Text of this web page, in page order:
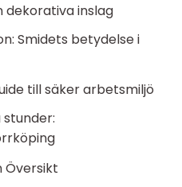
inslag
Smidets betydelse i
till säker arbetsmiljö
Översikt